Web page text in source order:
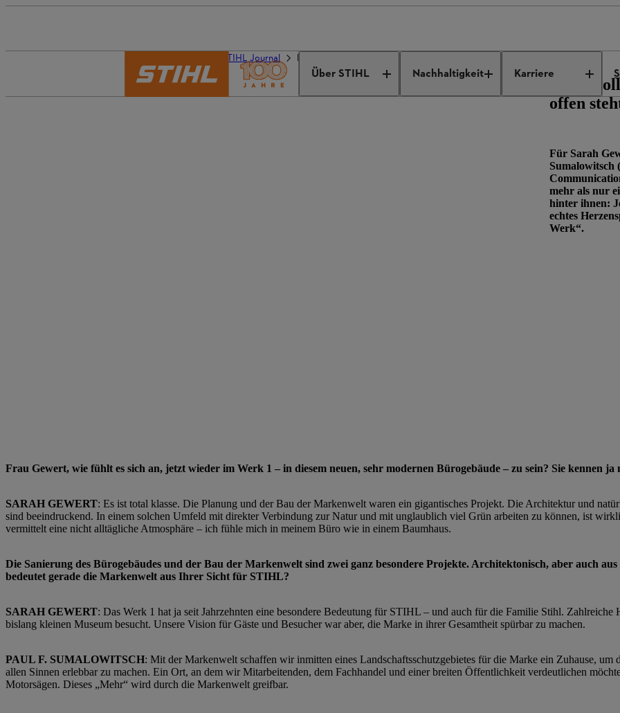
Über STIHL Nachhaltigkeit Karriere
STIHL Journal Eröffnung der STIHL Markenwelt
»Wir
offen
Für Sarah
mehr als nur
hinter ihnen:
echtes
Werk“.
Frau Gewert, wie fühlt es sich an, jetzt wieder im Werk 1 – in diesem neuen, sehr modernen Bürogebäude – zu sein? Sie kennen ja
SARAH GEWERT: Es ist total klasse. Die Planung und der Bau der Markenwelt waren ein gigantisches Projekt. Die Architektur und
sind beeindruckend. In einem solchen Umfeld mit direkter Verbindung zur Natur und mit unglaublich viel Grün arbeiten zu können, ist
vermittelt eine nicht alltägliche Atmosphäre – ich fühle mich in meinem Büro wie in einem Baumhaus.
Die Sanierung des Bürogebäudes und der Bau der Markenwelt sind zwei ganz besondere Projekte. Architektonisch, aber auch
bedeutet gerade die Markenwelt aus Ihrer Sicht für STIHL?
SARAH GEWERT: Das Werk 1 hat ja seit Jahrzehnten eine besondere Bedeutung für STIHL – und auch für die Familie Stihl. Zahlreiche
bislang kleinen Museum besucht. Unsere Vision für Gäste und Besucher war aber, die Marke in ihrer Gesamtheit spürbar zu machen.
PAUL F. SUMALOWITSCH: Mit der Markenwelt schaffen wir inmitten eines Landschaftsschutzgebietes für die Marke ein Zuhause, um
allen Sinnen erlebbar zu machen. Ein Ort, an dem wir Mitarbeitenden, dem Fachhandel und einer breiten Öffentlichkeit verdeutlichen
Motorsägen. Dieses „Mehr“ wird durch die Markenwelt greifbar.